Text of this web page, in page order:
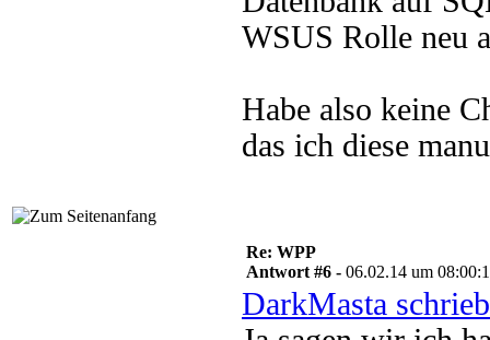
WSUS Rolle neu
Habe also keine
das ich diese
Re: WPP
Antwort #6 - 06.02.14 um
DarkMasta schrieb